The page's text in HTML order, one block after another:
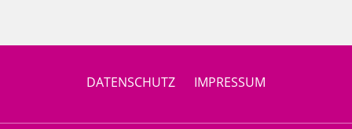
DATENSCHUTZ IMPRESSUM